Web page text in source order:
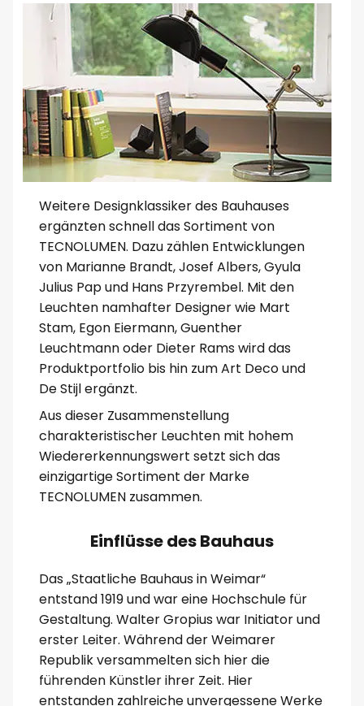
Weitere Designklassiker des Bauhauses
ergänzten schnell das Sortiment von
TECNOLUMEN. Dazu zählen Entwicklungen
von Marianne Brandt, Josef Albers, Gyula
Julius Pap und Hans Przyrembel. Mit den
Leuchten namhafter Designer wie Mart
Stam, Egon Eiermann, Guenther
Leuchtmann oder Dieter Rams wird das
Produktportfolio bis hin zum Art Deco und
De Stijl ergänzt.
Aus dieser Zusammenstellung
charakteristischer Leuchten mit hohem
Wiedererkennungswert setzt sich das
einzigartige Sortiment der Marke
TECNOLUMEN zusammen.
Einflüsse des Bauhaus
Das „Staatliche Bauhaus in Weimar“
entstand 1919 und war eine Hochschule für
Gestaltung. Walter Gropius war Initiator und
erster Leiter. Während der Weimarer
Republik versammelten sich hier die
führenden Künstler ihrer Zeit. Hier
entstanden zahlreiche unvergessene Werke